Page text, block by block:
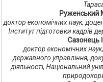
Руженський
доктор економічних наук,
Інститут підготовки кадрів
Сазонець
доктор економічних
державного управління,
діяльності, Національний